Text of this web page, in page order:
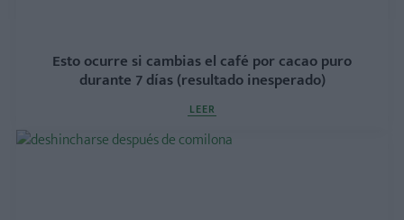
Esto ocurre si cambias el café por cacao puro
durante 7 días (resultado inesperado)
LEER